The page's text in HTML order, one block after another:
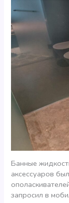
Банные
аксессуаров
запросил в